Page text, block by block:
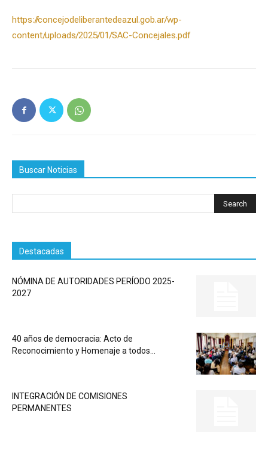
https://concejodeliberantedeazul.gob.ar/wp-
content/uploads/2025/01/SAC-Concejales.pdf
Buscar Noticias
Destacadas
NÓMINA DE AUTORIDADES PERÍODO 2025-
2027
40 años de democracia: Acto de
Reconocimiento y Homenaje a todos...
INTEGRACIÓN DE COMISIONES
PERMANENTES